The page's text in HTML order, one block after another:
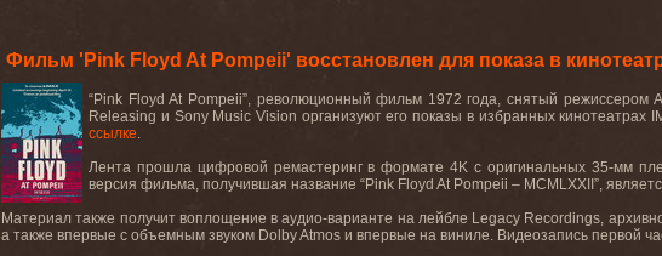
Фильм 'Pink Floyd At Pompeii' восстановлен для показа в
“Pink Floyd At Pompeii”, революционный фильм 1972года,снятый режиссером
Releasing и Sony Music Vision организуют его показы в избранных кинотеатрах
ссылке.
Лента прошла цифровой ремастеринг в формате 4Kс оригинальных35-мм
версия фильма, получившая название “Pink Floyd At Pompeii – MCMLXXII ”,
Материал также получит воплощение в аудио-варианте на лейбле Legacy Recordings,
а также впервые с объемным звуком DolbyAtmos и впервые на виниле. Видеозапись первой